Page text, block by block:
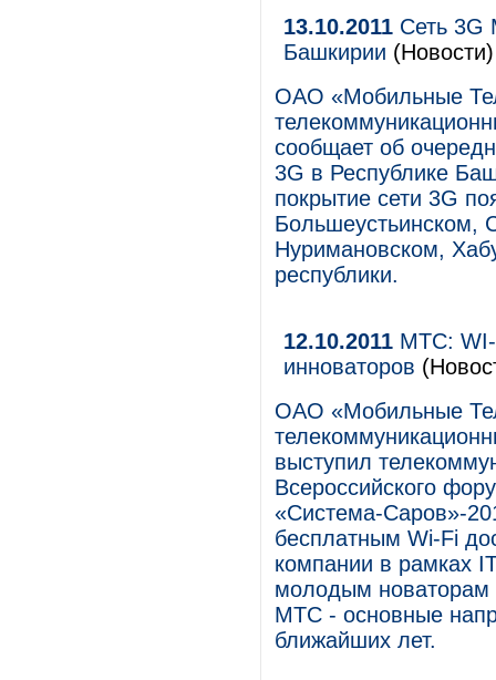
13.10.2011 Сеть 3G
Башкирии (Новости)
ОАО «Мобильные
сообщает об
3G в Республике
покрытие сети 3G
Большеустьинском,
Нуримановском,
республики.
12.10.2011 МТС: WI-
инноваторов
ОАО «Мобильные
выступил
Всероссийского
«Система-Саров»-
бесплатным Wi-Fi
компании в рамках
молодым новаторам
МТС - основные
ближайших лет.